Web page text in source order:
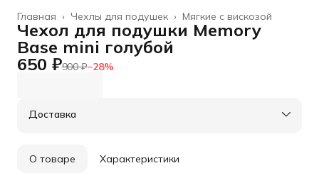
Мягкие с вискозой
Чехлы для подушек ›
Главная ›
Чехол для подушки Memory
Base mini голубой
650 ₽900 ₽−28%
Доставка
О товаре Характеристики